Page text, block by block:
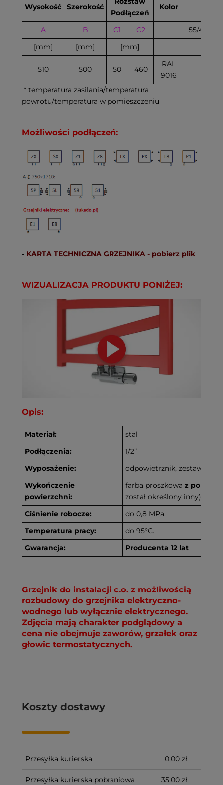
Wysokość Szerokość
Podłączeń
Kolor
A B C1 C2
55/45/
[mm]
[mm] [mm]
510 500 50 460
RAL
9016
* temperatura zasilania/temperatura
powrotu/temperatura w pomieszczeniu
Możliwości podłączeń:
- KARTA TECHNICZNA GRZEJNIKA - pobierz plik
WIZUALIZACJA PRODUKTU PONIŻEJ:
Opis:
Materiał:
stal
Podłączenia:
1/2”
Wyposażenie:
odpowietrznik, zestaw
Wykończenie
powierzchni:
farba proszkowa z
został określony inny).
Ciśnienie robocze:
do 0,8 MPa.
Temperatura pracy:
do 95°C.
Gwarancja:
Producenta 12 lat
Grzejnik do instalacji c.o. z możliwością
rozbudowy do grzejnika elektryczno-
wodnego lub wyłącznie elektrycznego.
Zdjęcia mają charakter podglądowy a
cena nie obejmuje zaworów, grzałek oraz
głowic termostatycznych.
Koszty dostawy
Przesyłka kurierska 0,00 zł
Przesyłka kurierska pobraniowa 35,00 zł